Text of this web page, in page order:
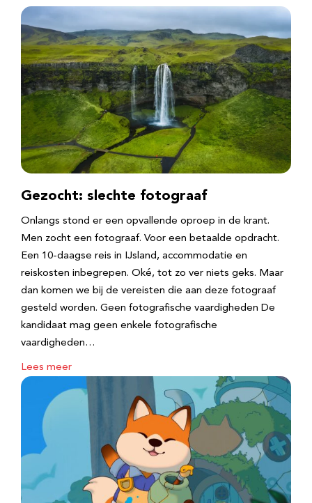
Gezocht: slechte fotograaf
Onlangs stond er een opvallende oproep in de krant.
Men zocht een fotograaf. Voor een betaalde opdracht.
Een 10-daagse reis in IJsland, accommodatie en
reiskosten inbegrepen. Oké, tot zo ver niets geks. Maar
dan komen we bij de vereisten die aan deze fotograaf
gesteld worden. Geen fotografische vaardigheden De
kandidaat mag geen enkele fotografische
vaardigheden…
Lees meer